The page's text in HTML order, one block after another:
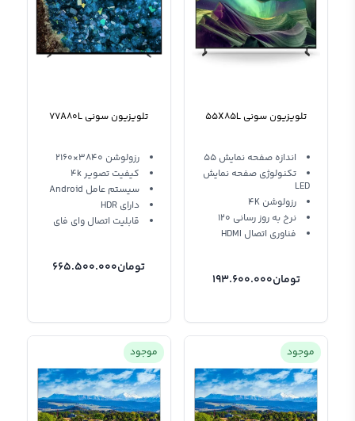
تلویزیون سونی 55X85L
اندازه صفحه نمایش 55
تکنولوژی صفحه نمایش
LED
رزولوشن 4K
نرخ به روز رسانی 120
فناوری اتصال HDMI
تومان193.600.000
تلویزیون سونی 77A80L
رزولوشن 3840×2160
کیفیت تصویر 4k
سیستم عامل Android
دارای HDR
قابلیت اتصال وای فای
تومان665.500.000
موجود موجود